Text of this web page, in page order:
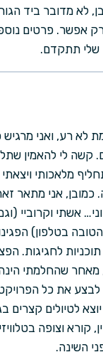
לא מדובר ביד
אפשר. פרטים
תתקדם.
לא רע, ואני מרגיש
קשה לי להאמין
מלאכותי ויצאתי
אני מתאר זאת
אשתי וקרוביי
בטלפון)
לחגיגות.
מאחר שהחלמתי
לבצע את כל
לטיולים קצרים
קורא וצופה
השינה.